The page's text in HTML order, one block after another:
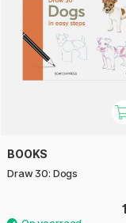
BOOKS
Draw 30: Dogs